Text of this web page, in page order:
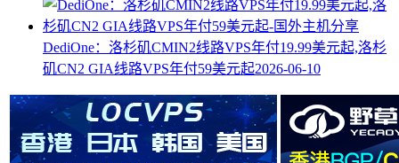
DediOne：洛杉矶CMIN2线路VPS年付19.99美元起,洛杉
矶CN2 GIA线路VPS年付59美元起2026-06-10